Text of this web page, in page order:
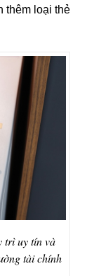
thêm loại thẻ
trì uy tín và
tài chính